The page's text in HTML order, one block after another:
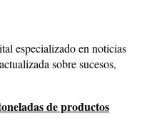
especializado en noticias
sobre sucesos,
de productos